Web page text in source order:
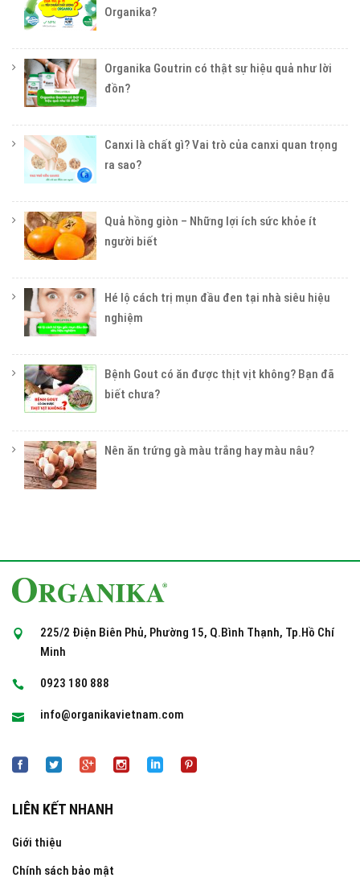
Organika?
Organika Goutrin có thật sự hiệu quả như lời
đồn?
Canxi là chất gì? Vai trò của canxi quan trọng
ra sao?
Quả hồng giòn – Những lợi ích sức khỏe ít
người biết
Hé lộ cách trị mụn đầu đen tại nhà siêu hiệu
nghiệm
Bệnh Gout có ăn được thịt vịt không? Bạn đã
biết chưa?
Nên ăn trứng gà màu trắng hay màu nâu?
225/2 Điện Biên Phủ, Phường 15, Q.Bình Thạnh, Tp.Hồ Chí
Minh
0923 180 888
info@organikavietnam.com
LIÊN KẾT NHANH
Giới thiệu
Chính sách bảo mật